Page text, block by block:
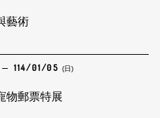
藝術
114/01/05 (日)
物郵票特展